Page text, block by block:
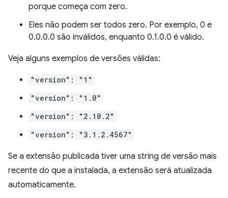
porque começa com zero.
Eles não podem ser todos zero. Por exemplo, 0 e
0.0.0.0 são inválidos, enquanto 0.1.0.0 é válido.
Veja alguns exemplos de versões válidas:
"version": "1"
"version": "1.0"
"version": "2.10.2"
"version": "3.1.2.4567"
Se a extensão publicada tiver uma string de versão mais
recente do que a instalada, a extensão será atualizada
automaticamente.